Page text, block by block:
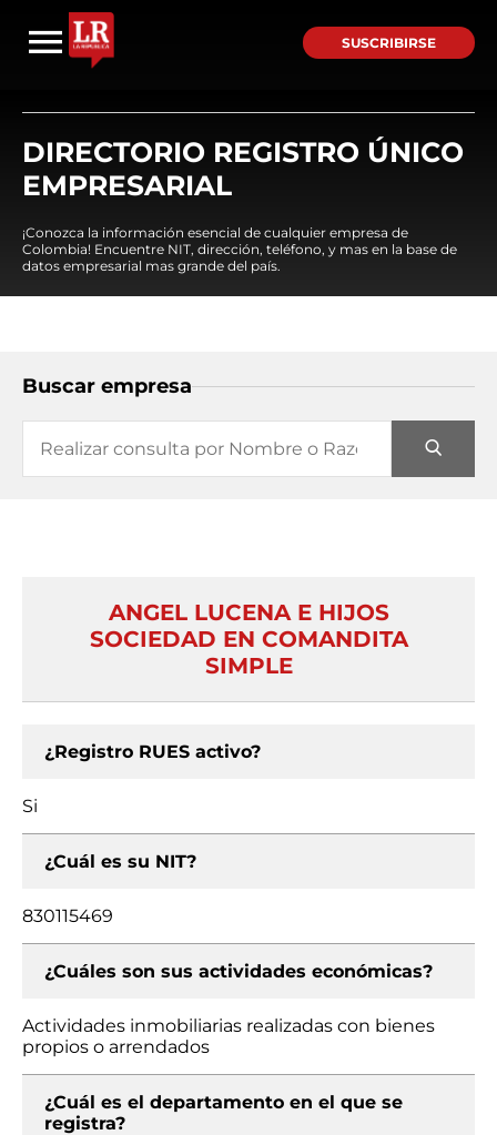
SUSCRIBIRSE
DIRECTORIO REGISTRO ÚNICO
EMPRESARIAL
¡Conozca la información esencial de cualquier empresa de
Colombia! Encuentre NIT, dirección, teléfono, y mas en la base de
datos empresarial mas grande del país.
Buscar empresa
ANGEL LUCENA E HIJOS
SOCIEDAD EN COMANDITA
SIMPLE
¿Registro RUES activo?
Si
¿Cuál es su NIT?
830115469
¿Cuáles son sus actividades económicas?
Actividades inmobiliarias realizadas con bienes
propios o arrendados
¿Cuál es el departamento en el que se
registra?